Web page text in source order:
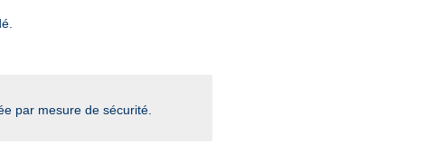
par mesure de sécurité.